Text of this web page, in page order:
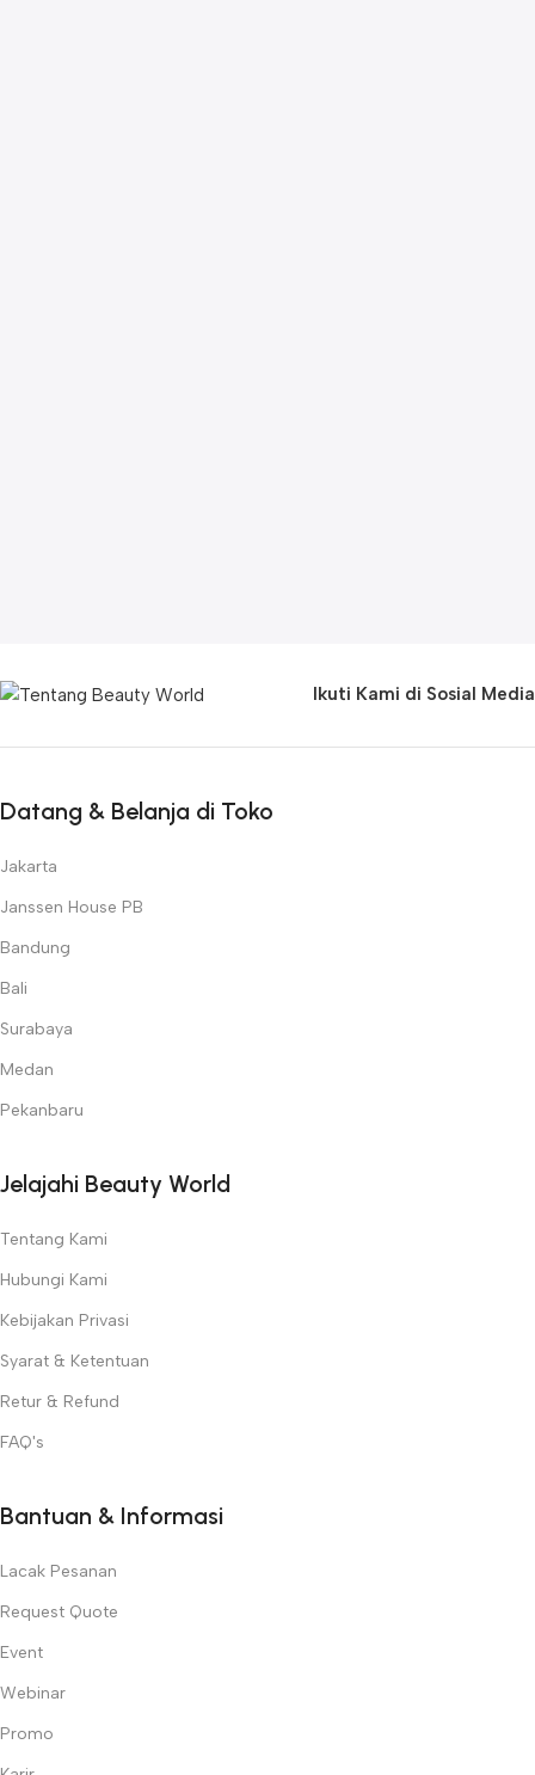
Ikuti Kami di Sosial Media
Datang & Belanja di Toko
Jakarta
Janssen House PB
Bandung
Bali
Surabaya
Medan
Pekanbaru
Jelajahi Beauty World
Tentang Kami
Hubungi Kami
Kebijakan Privasi
Syarat & Ketentuan
Retur & Refund
FAQ's
Bantuan & Informasi
Lacak Pesanan
Request Quote
Event
Webinar
Promo